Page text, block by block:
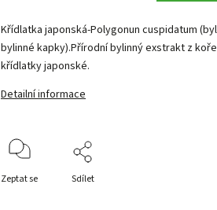
Křídlatka japonská-Polygonun cuspidatum
bylinné kapky).Přírodní bylinný exstrakt z
křídlatky japonské.
Detailní informace
Zeptat se Sdílet